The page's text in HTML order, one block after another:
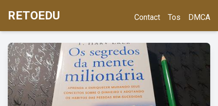
RETOEDU Contact Tos DMCA